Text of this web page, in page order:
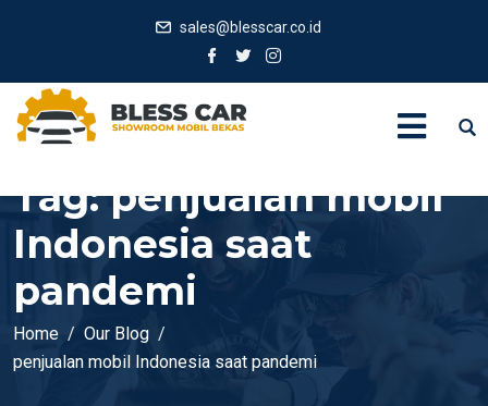
sales@blesscar.co.id
Tag:penjualan mobil
Indonesia saat
pandemi
Home
Our Blog
penjualan mobil Indonesia saat pandemi